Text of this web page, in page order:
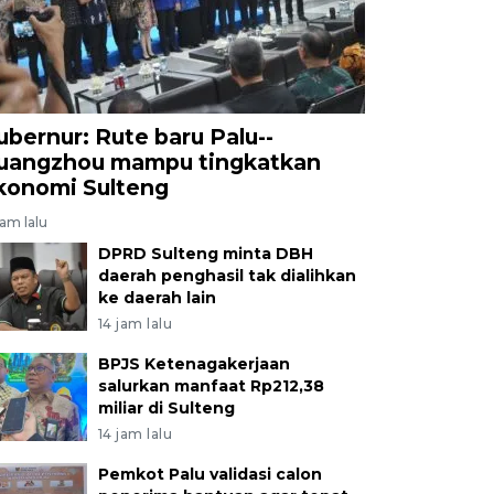
Rute baru Palu--
mampu tingkatkan
Sulteng
lalu
DPRD Sulteng minta DBH
daerah penghasil tak dialihkan
ke daerah lain
14 jam lalu
BPJS Ketenagakerjaan
salurkan manfaat Rp212,38
miliar di Sulteng
14 jam lalu
Pemkot Palu validasi calon